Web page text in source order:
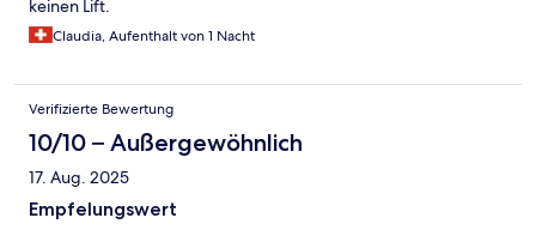
keinen Lift.
Claudia, Aufenthalt von 1 Nacht
Verifizierte Bewertung
10/10 – Außergewöhnlich
17. Aug. 2025
Empfelungswert